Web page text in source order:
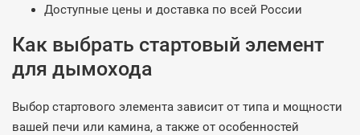
Доступные цены и доставка по всей России
Как выбрать стартовый элемент
для дымохода
Выбор стартового элемента зависит от типа и мощности
вашей печи или камина, а также от особенностей